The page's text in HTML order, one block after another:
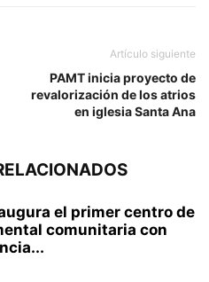
Artículo siguiente
PAMT inicia proyecto de
revalorización de los atrios
en iglesia Santa Ana
el primer centro de
comunitaria con